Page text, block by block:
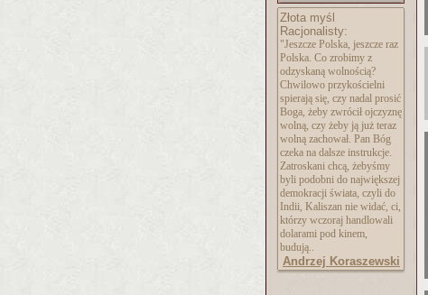
Złota myśl
Racjonalisty:
"Jeszcze Polska, jeszcze raz
Polska. Co zrobimy z
odzyskaną wolnością?
Chwilowo przykościelni
spierają się, czy nadal prosić
Boga, żeby zwrócił ojczyznę
wolną, czy żeby ją już teraz
wolną zachował. Pan Bóg
czeka na dalsze instrukcje.
Zatroskani chcą, żebyśmy
byli podobni do największej
demokracji świata, czyli do
Indii, Kaliszan nie widać, ci,
którzy wczoraj handlowali
dolarami pod kinem,
budują..
Andrzej Koraszewski